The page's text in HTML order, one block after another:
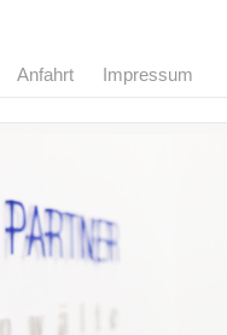
Anfahrt Impressum